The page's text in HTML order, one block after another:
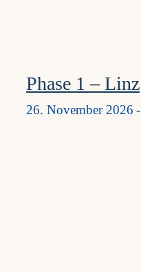
Phase 1 – Linz
26. November 2026 -